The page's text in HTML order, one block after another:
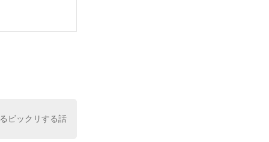
居まで提案
ビックリする話